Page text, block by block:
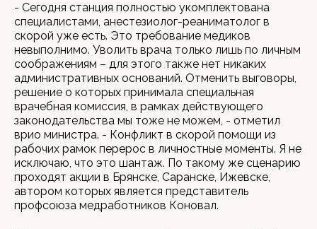
- Сегодня станция полностью укомплектована
специалистами, анестезиолог-реаниматолог в
скорой уже есть. Это требование медиков
невыполнимо. Уволить врача только лишь по личным
соображениям – для этого также нет никаких
административных оснований. Отменить выговоры,
решение о которых принимала специальная
врачебная комиссия, в рамках действующего
законодательства мы тоже не можем, - отметил
врио министра. - Конфликт в скорой помощи из
рабочих рамок перерос в личностные моменты. Я не
исключаю, что это шантаж. По такому же сценарию
проходят акции в Брянске, Саранске, Ижевске,
автором которых является представитель
профсоюза медработников Коновал.